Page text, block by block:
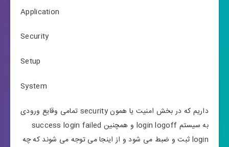
Application
Security
Setup
System
داریم که در بخش امنیت یا همون security تمامی وقایع ورودی
به سیستم login logoff و همچنین success login failed
login ثبت و ضبط می شود و از اینجا می توجه می شوند که چه